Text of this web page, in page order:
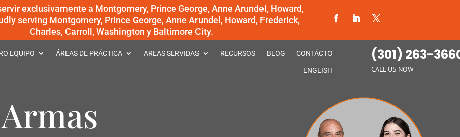
exclusivamente a Montgomery, Prince George, Anne Arundel, Howard,
serving Montgomery, Prince George, Anne Arundel, Howard, Frederick,
Charles, Carroll, Washington y Baltimore City.
EQUIPO ÁREAS DE PRÁCTICA AREAS SERVIDAS RECURSOS BLOG CONTÁCTO
ENGLISH
(301) 263-
CALL US NOW